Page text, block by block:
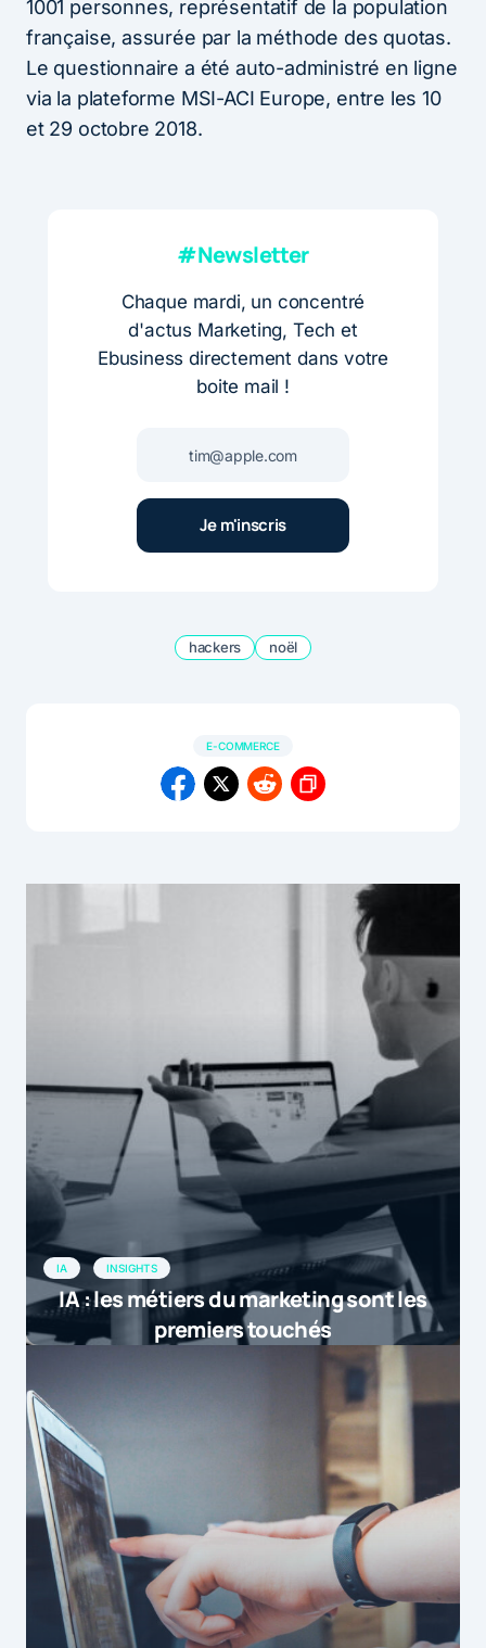
1001 personnes, représentatif de la population
française, assurée par la méthode des quotas.
Le questionnaire a été auto-administré en ligne
via la plateforme MSI-ACI Europe, entre les 10
et 29 octobre 2018.
#Newsletter
Chaque mardi, un concentré
d'actus Marketing, Tech et
Ebusiness directement dans votre
boite mail !
hackers noël
E-COMMERCE
IA INSIGHTS
IA : les métiers du marketing sont les
premiers touchés